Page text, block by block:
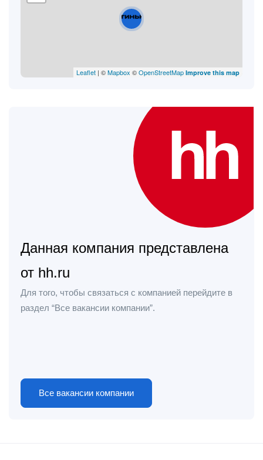
Leaflet | ©Mapbox ©OpenStreetMap Improve this map
Данная компания представлена
от hh.ru
Для того, чтобы связаться с компанией перейдите в
раздел “Все вакансии компании”.
Все вакансии компании